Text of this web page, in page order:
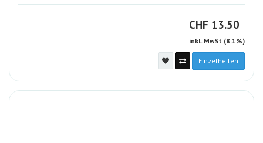
CHF CHF
13.50
inkl. MwSt (8.1%)
Einzelheiten